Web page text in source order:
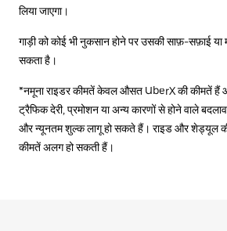
लिया जाएगा।
गाड़ी को कोई भी नुकसान होने पर उसकी साफ़-सफ़ाई या
सकता है।
*नमूना राइडर कीमतें केवल औसत UberX की कीमतें हैं
ट्रैफिक देरी, प्रमोशन या अन्य कारणों से होने वाले
और न्यूनतम शुल्क लागू हो सकते हैं। राइड और शेड्यूल की
कीमतें अलग हो सकती हैं।